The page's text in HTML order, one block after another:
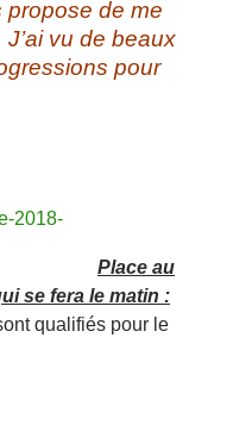
propose de me
vu de beaux
pour
Place au
se fera le matin :
qualifiés pour le